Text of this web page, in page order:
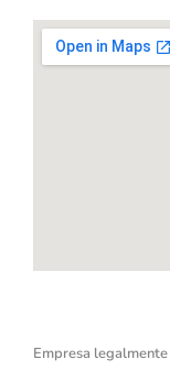
Empresa